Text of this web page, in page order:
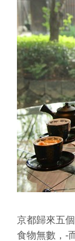
京都歸來五
食物無數，-